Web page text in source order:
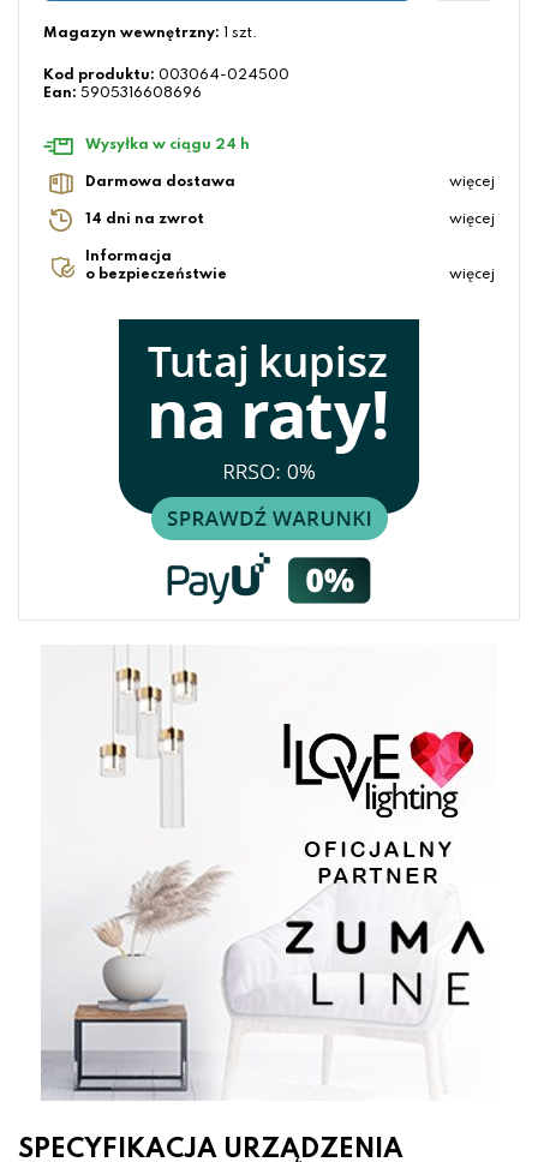
Magazyn wewnętrzny: 1 szt.
Kod produktu: 003064-024500
Ean: 5905316608696
Wysyłka w ciągu 24 h
Darmowa dostawa więcej
14 dni na zwrot więcej
Informacja
o bezpieczeństwie
więcej
SPECYFIKACJA URZĄDZENIA